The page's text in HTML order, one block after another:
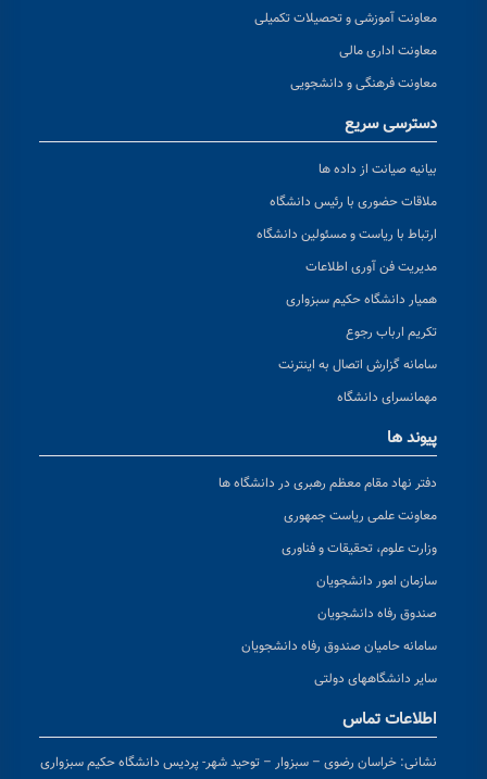
معاونت آموزشی و تحصیلات تکمیلی
معاونت اداری مالی
معاونت فرهنگی و دانشجویی
دسترسی سریع
بیانیه صیانت از داده ها
ملاقات حضوری با رئیس دانشگاه
ارتباط با ریاست و مسئولین دانشگاه
مدیریت فن آوری اطلاعات
همیار دانشگاه حکیم سبزواری
تکریم ارباب رجوع
سامانه گزارش اتصال به اینترنت
مهمانسرای دانشگاه
پیوند ها
دفتر نهاد مقام معظم رهبری در دانشگاه ها
معاونت علمی ریاست جمهوری
وزارت علوم، تحقیقات و فناوری
سازمان امور دانشجویان
صندوق رفاه دانشجویان
سامانه حامیان صندوق رفاه دانشجویان
سایر دانشگاههای دولتی
اطلاعات تماس
نشانی: خراسان رضوی – سبزوار – توحید شهر- پردیس دانشگاه حکیم سبزواری